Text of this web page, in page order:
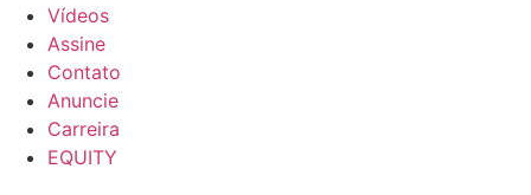
Vídeos
Assine
Contato
Anuncie
Carreira
EQUITY